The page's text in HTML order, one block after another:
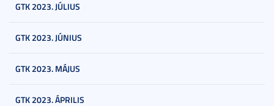
GTK 2023. JÚLIUS
GTK 2023. JÚNIUS
GTK 2023. MÁJUS
GTK 2023. ÁPRILIS